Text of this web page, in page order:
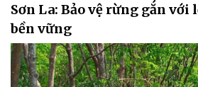
Sơn La: Bảo vệ rừng gắn
bền vững